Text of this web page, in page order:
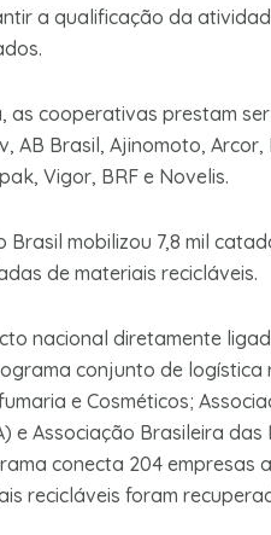
a qualificação da
as cooperativas prestam
AB Brasil, Ajinomoto,
Vigor, BRF e Novelis.
Brasil mobilizou 7,8 mil
de materiais recicláveis.
nacional diretamente
conjunto de
e Cosméticos;
e Associação Brasileira
conecta 204 empresas
recicláveis foram